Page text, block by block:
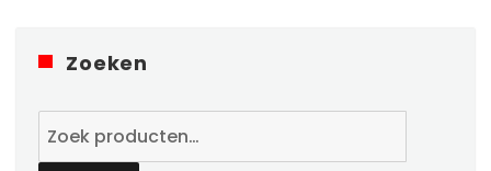
Zoeken
naar: